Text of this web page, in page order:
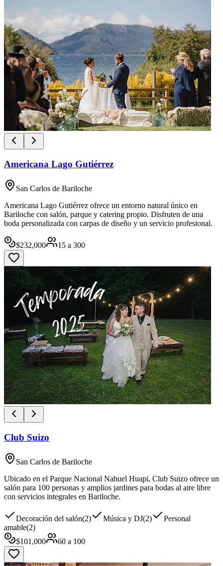
Americana Lago Gutiérrez
San Carlos de Bariloche
Americana Lago Gutiérrez ofrece un entorno natural único en
Bariloche con salón, parque y catering propio. Disfruten de una
boda personalizada con carpas de diseño y un servicio profesional.
$232,000 15 a 300
Club Suizo
San Carlos de Bariloche
Ubicado en el Parque Nacional Nahuel Huapi, Club Suizo ofrece un
salón para 100 personas y amplios jardines para bodas al aire libre
con servicios integrales en Bariloche.
Decoración del salón(2) Música y DJ(2)
Personal
amable(2)
$101,000 60 a 100